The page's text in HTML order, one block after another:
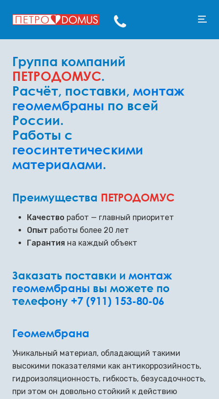
Группа компаний
ПЕТРОДОМУС.
Расчёт, поставки, монтаж
геомембраны по всей
России.
Работы с
геосинтетическими
материалами.
Преимущества ПЕТРОДОМУС
Качество работ — главный приоритет
Опыт работы более 20 лет
Гарантия на каждый объект
Заказать поставки и монтаж
геомембраны вы можете по
телефону +7 (911) 153-80-06
Геомембрана
Уникальный материал, обладающий такими
высокими показателями как антикоррозийность,
гидроизоляционность, гибкость, безусадочность,
при этом он довольно стойкий к действию